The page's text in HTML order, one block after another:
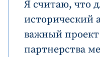
Я считаю, что
исторический
важный проект
партнерства